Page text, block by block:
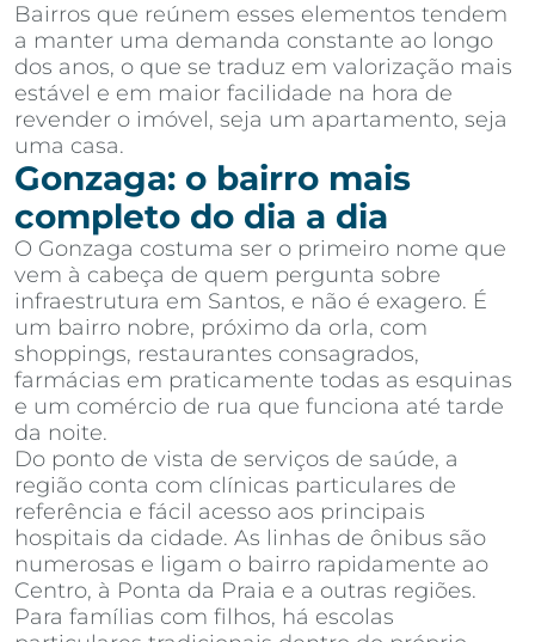
Bairros que reúnem esses elementos tendem
a manter uma demanda constante ao longo
dos anos, o que se traduz em valorização mais
estável e em maior facilidade na hora de
revender o imóvel, seja um apartamento, seja
uma casa.
Gonzaga: o bairro mais
completo do dia a dia
O Gonzaga costuma ser o primeiro nome que
vem à cabeça de quem pergunta sobre
infraestrutura em Santos, e não é exagero. É
um bairro nobre, próximo da orla, com
shoppings, restaurantes consagrados,
farmácias em praticamente todas as esquinas
e um comércio de rua que funciona até tarde
da noite.
Do ponto de vista de serviços de saúde, a
região conta com clínicas particulares de
referência e fácil acesso aos principais
hospitais da cidade. As linhas de ônibus são
numerosas e ligam o bairro rapidamente ao
Centro, à Ponta da Praia e a outras regiões.
Para famílias com filhos, há escolas